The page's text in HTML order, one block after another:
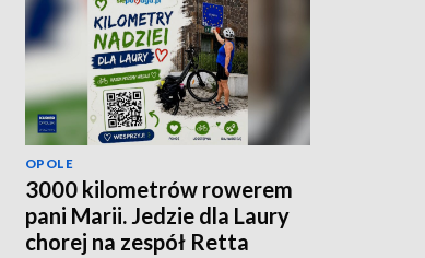
OPOLE
3000 kilometrów rowerem
pani Marii. Jedzie dla Laury
chorej na zespół Retta